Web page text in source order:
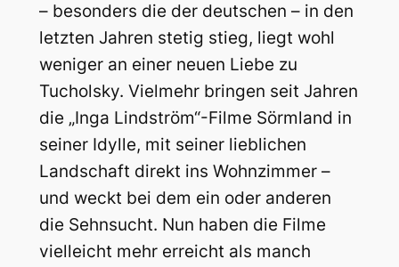
– besonders die der deutschen – in den
letzten Jahren stetig stieg, liegt wohl
weniger an einer neuen Liebe zu
Tucholsky. Vielmehr bringen seit Jahren
die „Inga Lindström“-Filme Sörmland in
seiner Idylle, mit seiner lieblichen
Landschaft direkt ins Wohnzimmer –
und weckt bei dem ein oder anderen
die Sehnsucht. Nun haben die Filme
vielleicht mehr erreicht als manch